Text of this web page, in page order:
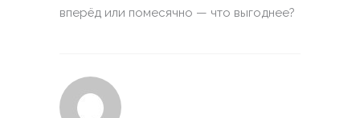
вперёд или помесячно — что выгоднее?